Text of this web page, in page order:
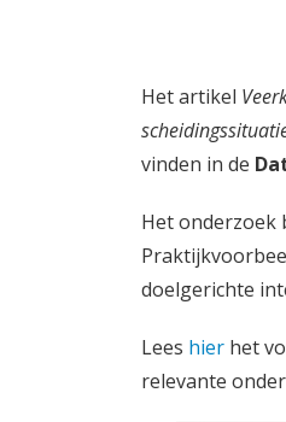
Het artikel
vinden in de
Het onderzoek
doelgerichte
Lees hier het
relevante